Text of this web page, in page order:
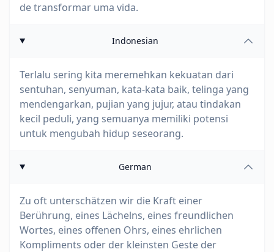
de transformar uma vida.
Indonesian
Terlalu sering kita meremehkan kekuatan dari
sentuhan, senyuman, kata-kata baik, telinga yang
mendengarkan, pujian yang jujur, atau tindakan
kecil peduli, yang semuanya memiliki potensi
untuk mengubah hidup seseorang.
German
Zu oft unterschätzen wir die Kraft einer
Berührung, eines Lächelns, eines freundlichen
Wortes, eines offenen Ohrs, eines ehrlichen
Kompliments oder der kleinsten Geste der